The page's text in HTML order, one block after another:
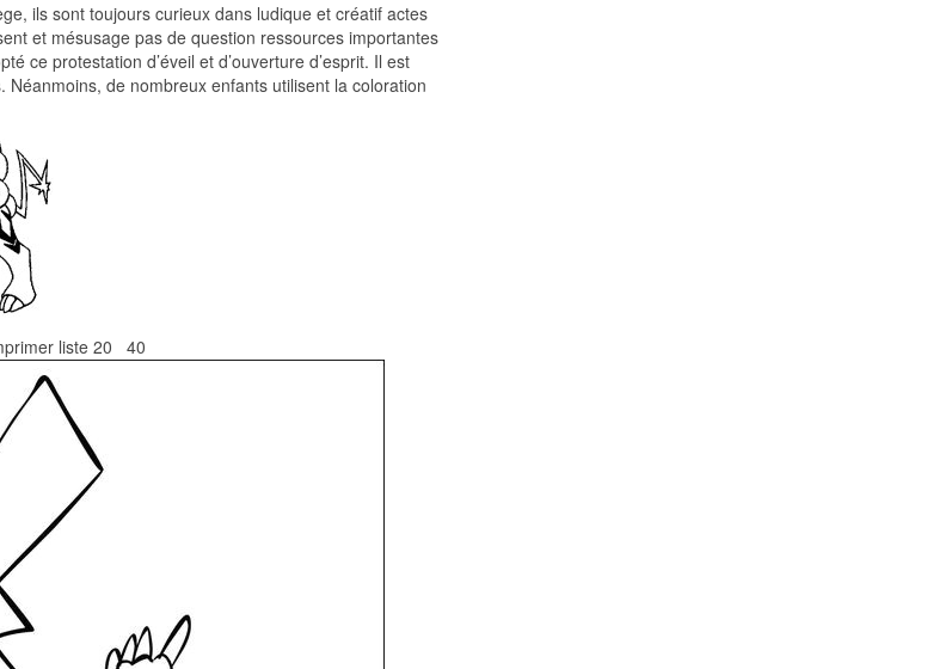
ils sont toujours curieux dans ludique et créatif actes
et mésusage pas de question ressources importantes
ce protestation d’éveil et d’ouverture d’esprit. Il est
de nombreux enfants utilisent la coloration
liste 20 40